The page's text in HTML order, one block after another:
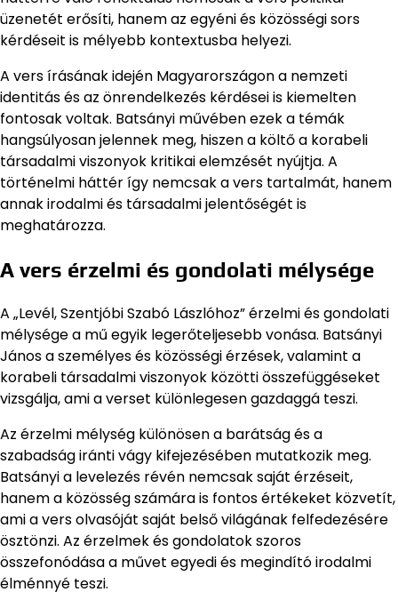
üzenetét erősíti, hanem az egyéni és közösségi sors
kérdéseit is mélyebb kontextusba helyezi.
A vers írásának idején Magyarországon a nemzeti
identitás és az önrendelkezés kérdései is kiemelten
fontosak voltak. Batsányi művében ezek a témák
hangsúlyosan jelennek meg, hiszen a költő a korabeli
társadalmi viszonyok kritikai elemzését nyújtja. A
történelmi háttér így nemcsak a vers tartalmát, hanem
annak irodalmi és társadalmi jelentőségét is
meghatározza.
A vers érzelmi és gondolati mélysége
A „Levél, Szentjóbi Szabó Lászlóhoz” érzelmi és gondolati
mélysége a mű egyik legerőteljesebb vonása. Batsányi
János a személyes és közösségi érzések, valamint a
korabeli társadalmi viszonyok közötti összefüggéseket
vizsgálja, ami a verset különlegesen gazdaggá teszi.
Az érzelmi mélység különösen a barátság és a
szabadság iránti vágy kifejezésében mutatkozik meg.
Batsányi a levelezés révén nemcsak saját érzéseit,
hanem a közösség számára is fontos értékeket közvetít,
ami a vers olvasóját saját belső világának felfedezésére
ösztönzi. Az érzelmek és gondolatok szoros
összefonódása a művet egyedi és megindító irodalmi
élménnyé teszi.